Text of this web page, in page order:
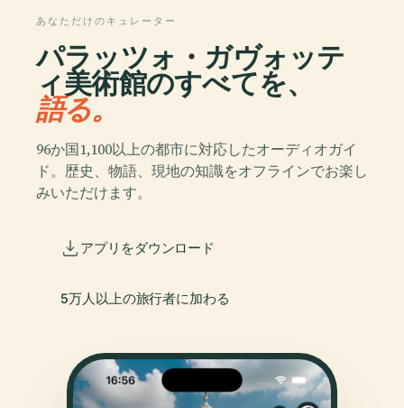
あなただけのキュレーター
パラッツォ・ガヴォッテ
ィ美術館のすべてを、
語る。
96か国1,100以上の都市に対応したオーディオガイ
ド。歴史、物語、現地の知識をオフラインでお楽し
みいただけます。
アプリをダウンロード
5万人以上の旅行者に加わる